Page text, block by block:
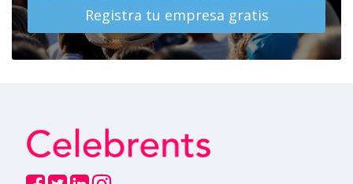
Registra tu empresa gratis